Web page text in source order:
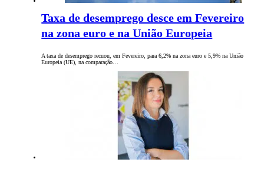
Taxa de desemprego desce em Fevereiro
na zona euro e na União Europeia
A taxa de desemprego recuou, em Fevereiro, para 6,2% na zona euro e 5,9% na União
Europeia (UE), na comparação…